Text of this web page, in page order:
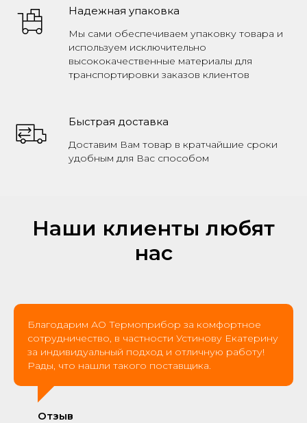
Надежная упаковка
Мы сами обеспечиваем упаковку товара и
используем исключительно
высококачественные материалы для
транспортировки заказов клиентов
Быстрая доставка
Доставим Вам товар в кратчайшие сроки
удобным для Вас способом
Наши клиенты любят
нас
Благодарим АО Термоприбор за комфортное
сотрудничество, в частности Устинову Екатерину
за индивидуальный подход и отличную работу!
Рады, что нашли такого поставщика.
Отзыв